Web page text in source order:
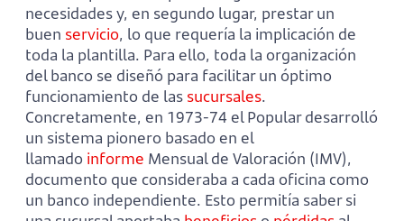
necesidades y, en segundo lugar, prestar un
buen servicio, lo que requería la implicación de
toda la plantilla. Para ello, toda la organización
del banco se diseñó para facilitar un óptimo
funcionamiento de las sucursales.
Concretamente, en 1973-74 el Popular desarrolló
un sistema pionero basado en el
llamado informe Mensual de Valoración (IMV),
documento que consideraba a cada oficina como
un banco independiente. Esto permitía saber si